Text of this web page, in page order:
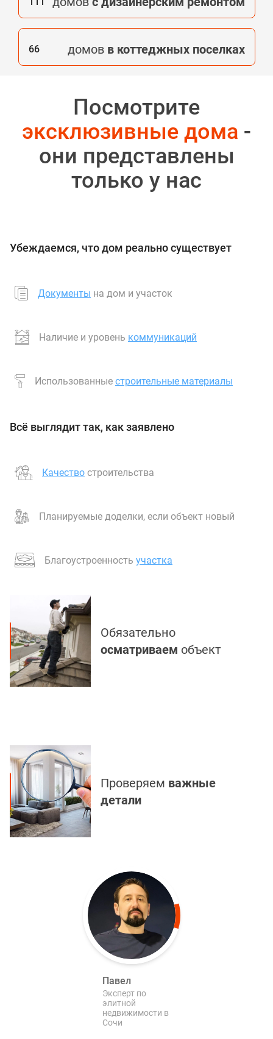
66 домов в коттеджных поселках
Посмотрите
эксклюзивные дома -
они представлены
только у нас
Убеждаемся, что дом реально существует
Документы на дом и участок
Наличие и уровень коммуникаций
Использованные строительные материалы
Всё выглядит так, как заявлено
Качество строительства
Планируемые доделки, если объект новый
Благоустроенность участка
Обязательно
осматриваем объект
Проверяем важные
детали
Павел
Эксперт по
элитной
недвижимости в
Сочи